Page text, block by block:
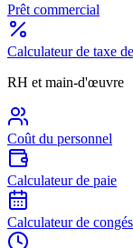
Prêt commercial
Calculateur de taxe
RH et main-d'œuvre
Coût du personnel
Calculateur de paie
Calculateur de congés